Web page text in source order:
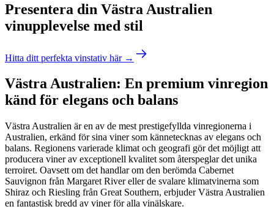
Presentera din Västra Australien
vinupplevelse med stil
Hitta ditt perfekta vinstativ här →
Västra Australien: En premium vinregion
känd för elegans och balans
Västra Australien är en av de mest prestigefyllda vinregionerna i
Australien, erkänd för sina viner som kännetecknas av elegans och
balans. Regionens varierade klimat och geografi gör det möjligt att
producera viner av exceptionell kvalitet som återspeglar det unika
terroiret. Oavsett om det handlar om den berömda Cabernet
Sauvignon från Margaret River eller de svalare klimatvinerna som
Shiraz och Riesling från Great Southern, erbjuder Västra Australien
en fantastisk bredd av viner för alla vinälskare.